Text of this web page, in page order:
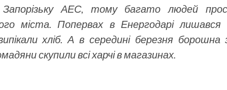
Запорізьку АЕС, тому багато людей
міста. Попервах в Енергодарі лишався
хліб. А в середині березня
скупили всі харчі в магазинах.